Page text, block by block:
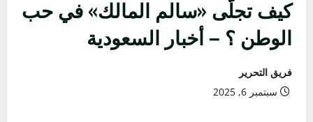
كيف تجلّى «سالم المالك» في حب
الوطن ؟ – أخبار السعودية
فريق التحرير
سبتمبر 6, 2025